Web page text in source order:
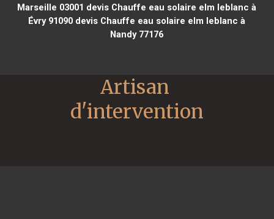
Marseille 03001 devis Chauffe eau solaire elm leblanc à
Évry 91090 devis Chauffe eau solaire elm leblanc à
Nandy 77176
Artisan
d'intervention